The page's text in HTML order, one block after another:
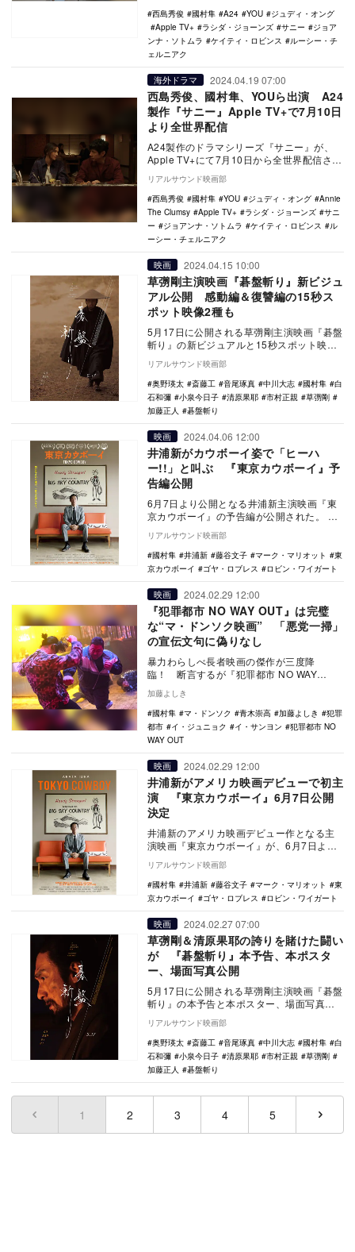
西島秀俊
國村隼 A24 YOU
ジュディ・オング
Apple TV+
ラシダ・ジョーンズ サニー
ジョア
ンナ・ソトムラ
ケイティ・ロビンス
ルーシー・チ
ェルニアク
海外ドラマ 2024.04.19 07:00
西島秀俊、國村隼、YOUら出演 A24
製作『サニー』Apple TV+で7月10日
より全世界配信
A24製作のドラマシリーズ『サニー』が、
Apple TV+にて7月10日から全世界配信され
ることが決定した。 本作は、日本在…
リアルサウンド映画部
西島秀俊
國村隼 YOU ジュディ・オング
Annie
The Clumsy
Apple TV+ ラシダ・ジョーンズ
サニ
ー
ジョアンナ・ソトムラ ケイティ・ロビンス
ル
ーシー・チェルニアク
映画 2024.04.15 10:00
草彅剛主演映画『碁盤斬り』新ビジュ
アル公開 感動編＆復讐編の15秒ス
ポット映像2種も
5月17日に公開される草彅剛主演映画『碁盤
斬り』の新ビジュアルと15秒スポット映像2
種類が公開された。 古典落語をベースに
し…
リアルサウンド映画部
奥野瑛太
斎藤工 音尾琢真 中川大志 國村隼
白
石和彌
小泉今日子 清原果耶 市村正親
草彅剛
加藤正人
碁盤斬り
映画 2024.04.06 12:00
井浦新がカウボーイ姿で「ヒーハ
ー!!」と叫ぶ 『東京カウボーイ』予
告編公開
6月7日より公開となる井浦新主演映画『東
京カウボーイ』の予告編が公開された。
本作は、効率至上主義のサラリーマンが、
カウボー…
リアルサウンド映画部
國村隼
井浦新 藤谷文子 マーク・マリオット
東
京カウボーイ
ゴヤ・ロブレス ロビン・ワイガート
映画 2024.02.29 12:00
『犯罪都市 NO WAY OUT』は完璧
な“マ・ドンソク映画” 「悪党一掃」
の宣伝文句に偽りなし
暴力わらしべ長者映画の傑作が三度降
臨！ 断言するが『犯罪都市 NO WAY
OUT』（2023年）はマ・ドンソク映画が好
きな人に…
加藤よしき
國村隼
マ・ドンソク 青木崇高 加藤よしき
犯罪
都市
イ・ジュニョク イ・サンヨン
犯罪都市 NO
WAY OUT
映画 2024.02.29 12:00
井浦新がアメリカ映画デビューで初主
演 『東京カウボーイ』6月7日公開
決定
井浦新のアメリカ映画デビュー作となる主
演映画『東京カウボーイ』が、6月7日より
YEBISU GARDEN CINEMAほかにて全…
リアルサウンド映画部
國村隼
井浦新 藤谷文子 マーク・マリオット
東
京カウボーイ
ゴヤ・ロブレス ロビン・ワイガート
映画 2024.02.27 07:00
草彅剛＆清原果耶の誇りを賭けた闘い
が 『碁盤斬り』本予告、本ポスタ
ー、場面写真公開
5月17日に公開される草彅剛主演映画『碁盤
斬り』の本予告と本ポスター、場面写真が
公開された。 古典落語をベースにした本
作は、…
リアルサウンド映画部
奥野瑛太
斎藤工 音尾琢真 中川大志 國村隼
白
石和彌
小泉今日子 清原果耶 市村正親
草彅剛
加藤正人
碁盤斬り
1 (current)2 3 4 5